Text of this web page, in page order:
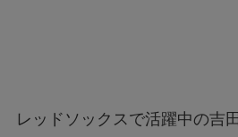
レッドソックスで活躍中の吉